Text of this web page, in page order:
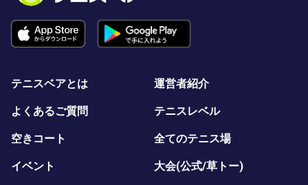
テニスベアとは 運営者紹介
よくあるご質問 テニスレベル
空きコート 全てのテニス場
イベント 大会(公式/草トー)